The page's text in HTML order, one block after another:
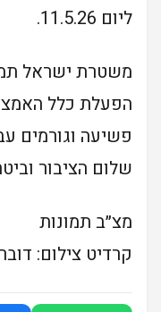
ליום 11.5.26.
משטרת ישראל
הפעלת כלל
פשיעה וגורמים
שלום הציבור
מצ״ב תמונות
קרדיט צילום: